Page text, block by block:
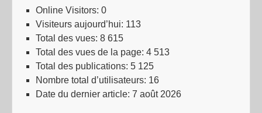
Online Visitors: 0
Visiteurs aujourd’hui: 113
Total des vues: 8 615
Total des vues de la page: 4 513
Total des publications: 5 125
Nombre total d’utilisateurs: 16
Date du dernier article: 7 août 2026